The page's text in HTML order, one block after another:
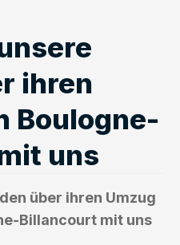
ihren
Boulogne-
uns
über ihren Umzug
Billancourt mit uns